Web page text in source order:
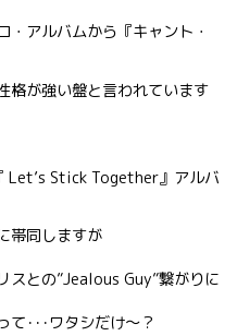
アルバムから『キャント・
格が強い盤と言われています
Let’s Stick Together』アルバ
帯同しますが
スとの”Jealous Guy”繋がりに
て･･･ワタシだけ〜？